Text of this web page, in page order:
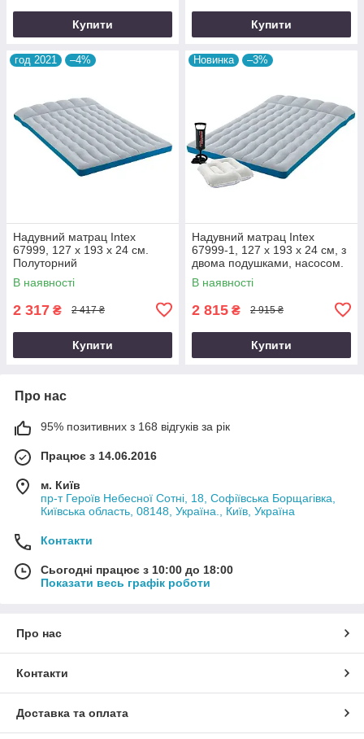
Купити Купити
год 2021 –4%
Надувний матрац Intex
67999, 127 х 193 х 24 см.
Полуторний
В наявності
2 317 ₴ 2 417 ₴
Купити
Новинка –3%
Надувний матрац Intex
67999-1, 127 х 193 х 24 см, з
двома подушками, насосом.
Напівторний
В наявності
2 815 ₴ 2 915 ₴
Купити
Про нас
95% позитивних з 168 відгуків за рік
Працює з 14.06.2016
м. Київ
пр-т Героїв Небесної Сотні, 18, Софіївська Борщагівка,
Київська область, 08148, Україна., Київ, Україна
Контакти
Сьогодні працює з 10:00 до 18:00
Показати весь графік роботи
Про нас
Контакти
Доставка та оплата